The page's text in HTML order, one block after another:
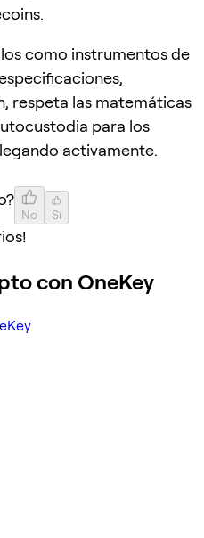
como instrumentos de
respeta las matemáticas
para los
activamente.
No Sí
con OneKey